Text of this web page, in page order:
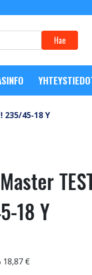
Hae
235/45-18 Y
18 Y
18,87 €